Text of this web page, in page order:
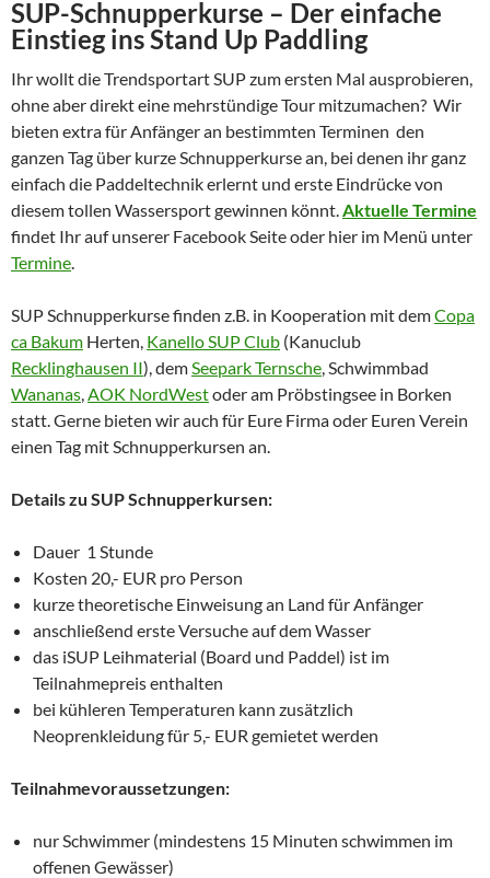
SUP-Schnupperkurse – Der einfache
Einstieg ins Stand Up Paddling
Ihr wollt die Trendsportart SUP zum ersten Mal ausprobieren,
ohne aber direkt eine mehrstündige Tour mitzumachen? Wir
bieten extra für Anfänger an bestimmten Terminen den
ganzen Tag über kurze Schnupperkurse an, bei denen ihr ganz
einfach die Paddeltechnik erlernt und erste Eindrücke von
diesem tollen Wassersport gewinnen könnt.Aktuelle Termine
findet Ihr auf unserer Facebook Seite oder hier im Menü unter
Termine.
SUP Schnupperkurse finden z.B. in Kooperation mit demCopa
ca Bakum Herten, Kanello SUP Club (Kanuclub
Recklinghausen II), demSeepark Ternsche, Schwimmbad
Wananas,AOK NordWestoder am Pröbstingsee in Borken
statt.Gerne bieten wir auch für Eure Firma oder Euren Verein
einen Tag mit Schnupperkursen an.
Details zu SUP Schnupperkursen:
Dauer 1 Stunde
Kosten 20,- EUR pro Person
kurze theoretische Einweisung an Land für Anfänger
anschließend erste Versuche auf dem Wasser
das iSUP Leihmaterial (Board und Paddel) ist im
Teilnahmepreis enthalten
bei kühleren Temperaturen kann zusätzlich
Neoprenkleidung für 5,- EUR gemietet werden
Teilnahmevoraussetzungen:
nur Schwimmer (mindestens 15 Minuten schwimmen im
offenen Gewässer)